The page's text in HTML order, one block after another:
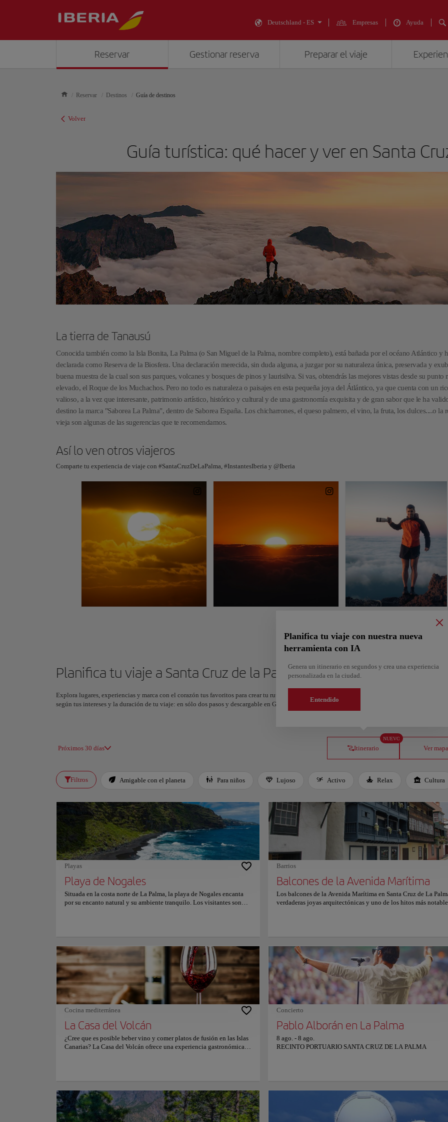
Deutschland - ES Empresas Ayuda
Reservar Gestionar reserva Preparar el viaje
Reservar Destinos Guía de destinos
Volver
Guía turística: qué hacer y ver en Santa
La tierra de Tanausú
Conocida también como la Isla Bonita, La Palma (o San Miguel de la Palma, nombre completo), está bañada por el océano Atlántico y
declarada como Reserva de la Biosfera. Una declaración merecida, sin duda alguna, a juzgar por su naturaleza única, preservada y
buena muestra de la cual son sus parques, volcanes y bosques de pinos y laurisilva. Si vas, obtendrás las mejores vistas desde su punto
elevado, el Roque de los Muchachos. Pero no todo es naturaleza o paisajes en esta pequeña joya del Átlántico, ya que cuenta con un
valioso, a la vez que interesante, patrimonio artístico, histórico y cultural y de una gastronomía exquisita y de gran sabor que le ha
destino la marca "Saborea La Palma", dentro de Saborea España. Los chicharrones, el queso palmero, el vino, la fruta, los dulces....o la
vieja son algunas de las sugerencias que te recomendamos.
Así lo ven otros viajeros
Comparte tu experiencia de viaje con #SantaCruzDeLaPalma, #InstantesIberia y @Iberia
Planifica tu viaje a Santa Cruz de la Palma
Explora lugares, experiencias y marca con el corazón tus favoritos para crear tu ruta y compartirla. ¿Quieres más ideas? Obtén un itinerario
según tus intereses y la duración de tu viaje: en sólo dos pasos y descargable en Google Maps.
Próximos 30 días Itinerario
NUEVO
Planifica tu viaje con nuestra nueva
herramienta con IA
Genera un itinerario en segundos y crea una experiencia
personalizada en la ciudad.
Entendido
Ver mapa
Filtros Amigable con el planeta Para niños Lujoso Activo Relax Cultura
Playas
Playa de Nogales
Situada en la costa norte de La Palma, la playa de Nogales encanta
por su encanto natural y su ambiente tranquilo. Los visitantes son
belleza, esta playa ofrece un escape del ajetreo y el bullicio de la
vida de la ciudad. Sirve como un refugio perfecto para aquellos que
buscan tranquilidad en la naturaleza. Gracias al clima subtropical, la
playa de Nogales mantiene un ambiente acogedor incluso durante
los meses de invierno. El sol cálido y las brisas suaves lo hacen ideal
para pasear por la costa o simplemente disfrutar del clima agradable.
Ya sea nadando, tomando el sol o admirando el esplendor natural,
esta joya promete una experiencia rejuvenecedora para todos sus
visitantes. Para más información, consulte su web oficial.
Barrios
Balcones de la Avenida Marítima
Los balcones de la Avenida Marítima en Santa Cruz de La
verdaderas joyas arquitectónicas y uno de los hitos más
su valor arquitectónico e histórico, los balcones ofrecen un
paseo para los visitantes, que pueden disfrutar del encanto de las
calles adyacentes y explorar las tiendas y negocios cercanos.
amantes de la fotografía, este lugar es un verdadero tesoro, que
innumerables oportunidades para capturar la esencia y la
la arquitectura canaria. Contemplar estos balcones es una
única que permite apreciar la riqueza cultural y el cuidado del
patrimonio de la ciudad.
Cocina mediterránea
La Casa del Volcán
¿Cree que es posible beber vino y comer platos de fusión en las Islas
Canarias? La Casa del Volcán ofrece una experiencia gastronómica
el vino del lugar. La oportunidad de maridar los platos con una
amplia selección de vinos de La Palma añade un toque especial a la
experiencia culinaria. Su absoluto respeto por los productos locales y
su dedicación a la creación de platos que honran la tradición lo
Concierto
Pablo Alborán en La Palma
8 ago. - 8 ago.
RECINTO PORTUARIO SANTA CRUZ DE LA PALMA